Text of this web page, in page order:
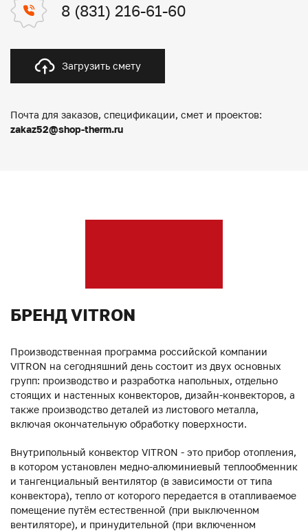
8 (831) 216-61-60
Загрузить смету
Почта для заказов, спецификации, смет и проектов:
zakaz52@shop-therm.ru
БРЕНД VITRON
Производственная программа российской компании
VITRON на сегодняшний день состоит из двух основных
групп: производство и разработка напольных, отдельно
стоящих и настенных конвекторов, дизайн-конвекторов, а
также производство деталей из листового металла,
включая окончательную обработку поверхности.
Внутрипольный конвектор VITRON - это прибор отопления,
в котором установлен медно-алюминиевый теплообменник
и тангенциальный вентилятор (в зависимости от типа
конвектора), тепло от которого передается в отапливаемое
помещение путём естественной (при выключенном
вентиляторе), и принудительной (при включенном